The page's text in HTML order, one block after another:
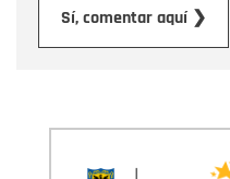
Sí, comentar aquí ❯